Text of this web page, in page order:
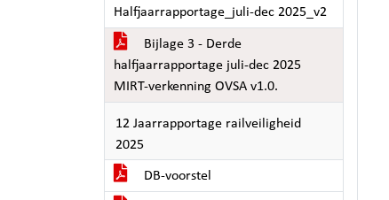
Halfjaarrapportage_juli-dec 2025_v2
Bijlage 3 - Derde
halfjaarrapportage juli-dec 2025
MIRT-verkenning OVSA v1.0.
12 Jaarrapportage railveiligheid
2025
DB-voorstel